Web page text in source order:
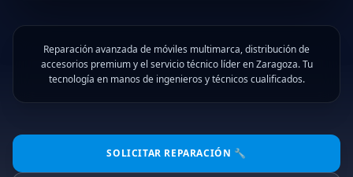
Reparación avanzada de móviles multimarca, distribución de
accesorios premium y el servicio técnico líder en Zaragoza. Tu
tecnología en manos de ingenieros y técnicos cualificados.
SOLICITAR REPARACIÓN 🔧